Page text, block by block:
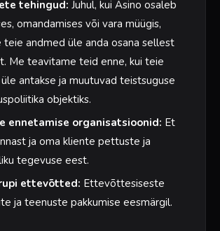
tehingud: Juhul, kui Asino osaleb
omandamises või vara müügis,
teie andmed üle anda osana sellest
Me teavitame teid enne, kui teie
antakse ja muutuvad teistsuguse
objektiks.
ennetamise organisatsioonid: Et
ja oma kliente pettuste ja
tegevuse eest.
ettevõtted: Ettevõttesiseste
ja teenuste pakkumise eesmärgil.